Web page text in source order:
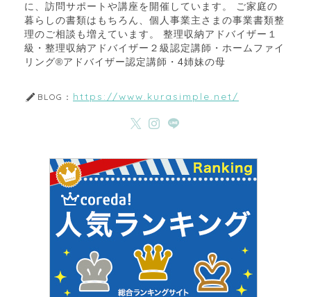
に、訪問サポートや講座を開催しています。 ご家庭の
暮らしの書類はもちろん、個人事業主さまの事業書類整
理のご相談も増えています。 整理収納アドバイザー１
級・整理収納アドバイザー２級認定講師・ホームファイ
リング®アドバイザー認定講師・4姉妹の母
BLOG： https://www.kurasimple.net/